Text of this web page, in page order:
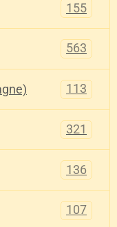
155
563
113
321
136
107